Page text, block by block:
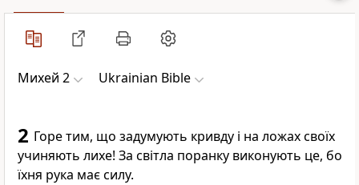
Михей 2 Ukrainian Bible
2 Горе тим, що задумують кривду і на ложах своїх
учиняють лихе! За світла поранку виконують це, бо
їхня рука має силу.